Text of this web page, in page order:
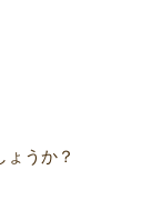
うか？